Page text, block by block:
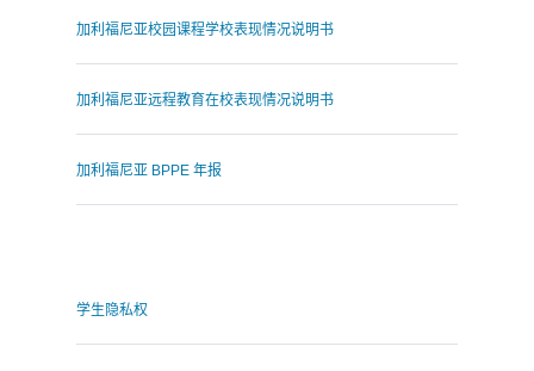
加利福尼亚校园课程学校表现情况说明书
加利福尼亚远程教育在校表现情况说明书
加利福尼亚 BPPE 年报
学生隐私权